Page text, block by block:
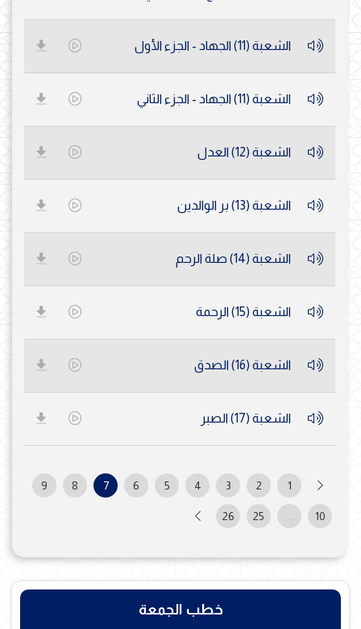
الشعبة (11) الجهاد - الجزء الأول
الشعبة (11) الجهاد - الجزء الثاني
الشعبة (12) العدل
الشعبة (13) بر الوالدين
الشعبة (14) صلة الرحم
الشعبة (15) الرحمة
الشعبة (16) الصدق
الشعبة (17) الصبر
1
2
3
4
5
6
7
8
9
10
25
26
خطب الجمعة